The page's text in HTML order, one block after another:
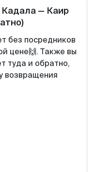
Кадала — Каир
без посредников
цене🙌. Также вы
туда и обратно,
возвращения